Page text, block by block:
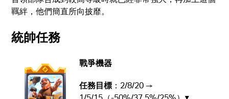
羈絆，他們簡直所向披靡。
統帥任務
戰爭機器
任務目標 ：2/8/20 →